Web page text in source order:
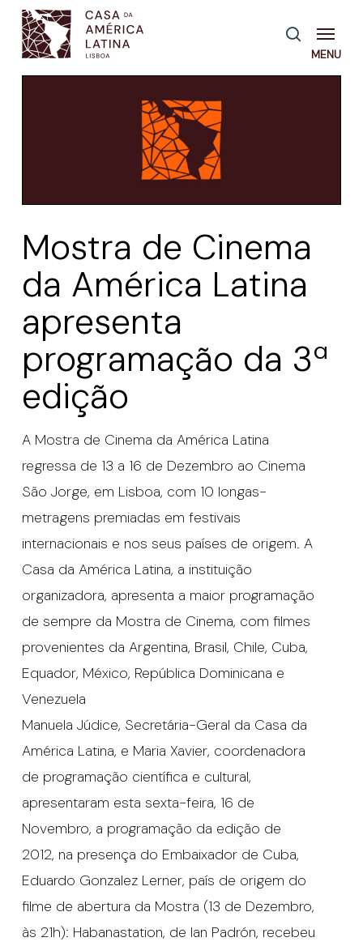
Skip
main
pesquisa
Menu
Mostra de Cinema
da América Latina
apresenta
programação da 3ª
edição
A Mostra de Cinema da América Latina
regressa de 13 a 16 de Dezembro ao Cinema
São Jorge, em Lisboa, com 10 longas-
metragens premiadas em festivais
internacionais e nos seus países de origem. A
Casa da América Latina, a instituição
organizadora, apresenta a maior programação
de sempre da Mostra de Cinema, com filmes
provenientes da Argentina, Brasil, Chile, Cuba,
Equador, México, República Dominicana e
Venezuela
Manuela Júdice, Secretária-Geral da Casa da
América Latina, e Maria Xavier, coordenadora
de programação científica e cultural,
apresentaram esta sexta-feira, 16 de
Novembro, a programação da edição de
2012, na presença do Embaixador de Cuba,
Eduardo Gonzalez Lerner, país de origem do
filme de abertura da Mostra (13 de Dezembro,
às 21h): Habanastation, de Ian Padrón, recebeu